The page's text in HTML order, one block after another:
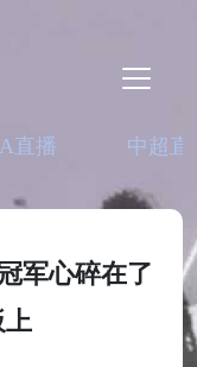
直播 中超直
军心碎在了